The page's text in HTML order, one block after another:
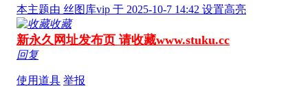
本主题由 丝图库vip 于 2025-10-7 14:42 设置高亮
收藏
新永久网址发布页 请收藏www.stuku.cc
回复
使用道具 举报